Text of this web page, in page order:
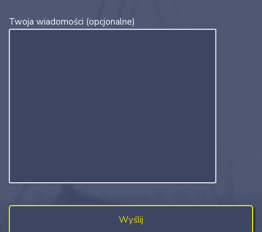
Twoja wiadomości (opcjonalne)